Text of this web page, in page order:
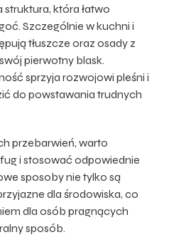
która łatwo
Szczególnie w kuchni i
tłuszcze oraz osady z
pierwotny blask.
sprzyja rozwojowi pleśni i
do powstawania trudnych
przebarwień, warto
i stosować odpowiednie
sposoby nie tylko są
dla środowiska, co
dla osób pragnących
sposób.